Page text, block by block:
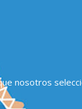
nosotros